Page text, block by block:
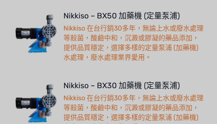
Nikkiso – BX50 加藥機 (定量泵浦)
Nikkiso 在台行銷30多年，無論上水或廢水處理
等殺菌，酸鹼中和，沉澱或膠凝的藥品添加，
提供品質穩定，選擇多樣的定量泵浦 (加藥機)
水處理，廢水處理業界愛用。
Nikkiso – BX30 加藥機 (定量泵浦)
Nikkiso 在台行銷30多年，無論上水或廢水處理
等殺菌，酸鹼中和，沉澱或膠凝的藥品添加，
提供品質穩定，選擇多樣的定量泵浦 (加藥機)